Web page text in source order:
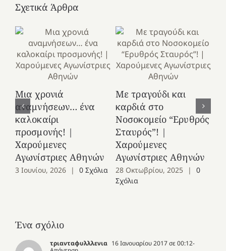
Σχετικά Άρθρα
Μια χρονιά
αναμνήσεων… ένα
καλοκαίρι
προσμονής! |
Χαρούμενες
Αγωνίστριες Αθηνών
3 Ιουνίου, 2026 | 0 Σχόλια
Με τραγούδι και
καρδιά στο
Νοσοκομείο “Ερυθρός
Σταυρός”! |
Χαρούμενες
Αγωνίστριες Αθηνών
28 Οκτωβρίου, 2025 |
0
Σχόλια
Ένα σχόλιο
τριανταφυλλλενια 16 Ιανουαρίου 2017 σε 00:12-